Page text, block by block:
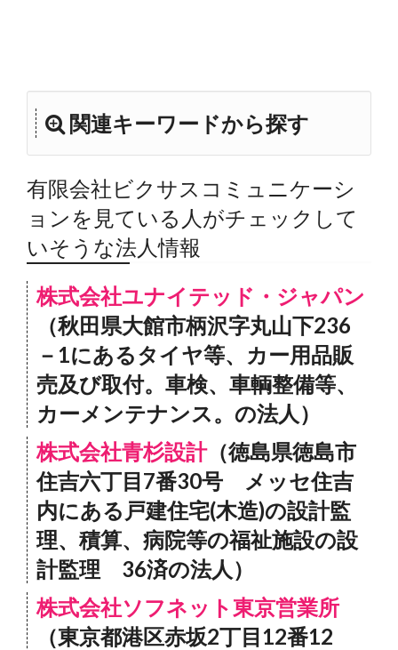
関連キーワードから探す
有限会社ビクサスコミュニケーシ
ョンを見ている人がチェックして
いそうな法人情報
株式会社ユナイテッド・ジャパン
（秋田県大館市柄沢字丸山下236
－1にあるタイヤ等、カー用品販
売及び取付。車検、車輌整備等、
カーメンテナンス。の法人）
株式会社青杉設計（徳島県徳島市
住吉六丁目7番30号 メッセ住吉
内にある戸建住宅(木造)の設計監
理、積算、病院等の福祉施設の設
計監理 36済の法人）
株式会社ソフネット東京営業所
（東京都港区赤坂2丁目12番12